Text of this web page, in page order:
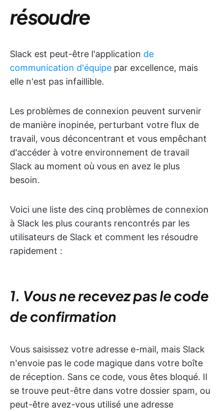
résoudre
Slack est peut-être l'application de
communication d'équipe par excellence, mais
elle n'est pas infaillible.
Les problèmes de connexion peuvent survenir
de manière inopinée, perturbant votre flux de
travail, vous déconcentrant et vous empêchant
d'accéder à votre environnement de travail
Slack au moment où vous en avez le plus
besoin.
Voici une liste des cinq problèmes de connexion
à Slack les plus courants rencontrés par les
utilisateurs de Slack et comment les résoudre
rapidement :
1. Vous ne recevez pas le code
de confirmation
Vous saisissez votre adresse e-mail, mais Slack
n'envoie pas le code magique dans votre boîte
de réception. Sans ce code, vous êtes bloqué. Il
se trouve peut-être dans votre dossier spam, ou
peut-être avez-vous utilisé une adresse